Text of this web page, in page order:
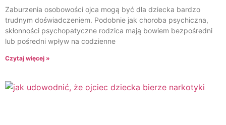
Zaburzenia osobowości ojca mogą być dla dziecka bardzo
trudnym doświadczeniem. Podobnie jak choroba psychiczna,
skłonności psychopatyczne rodzica mają bowiem bezpośredni
lub pośredni wpływ na codzienne
Czytaj więcej »